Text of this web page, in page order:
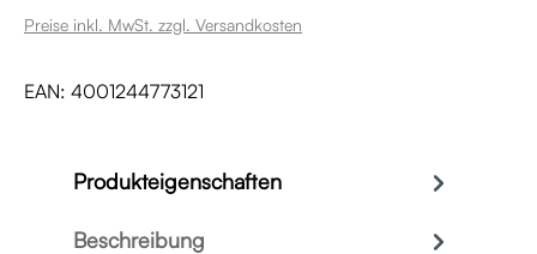
Preise inkl. MwSt. zzgl. Versandkosten
EAN: 4001244773121
Produkteigenschaften
Beschreibung